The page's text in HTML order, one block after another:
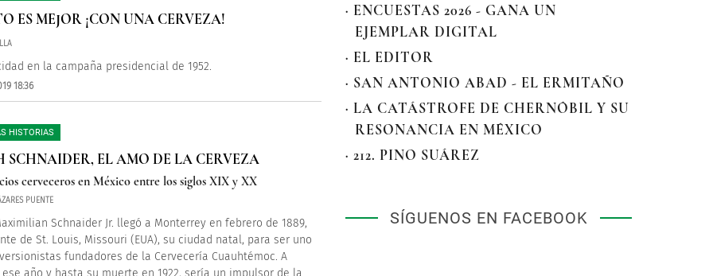
ES MEJOR ¡CON UNA CERVEZA!
en la campaña presidencial de 1952.
18:36
HISTORIAS
SCHNAIDER, EL AMO DE LA CERVEZA
cerveceros en México entre los siglos XIX y XX
PUENTE
Schnaider Jr. llegó a Monterrey en febrero de 1889,
de St. Louis, Missouri (EUA), su ciudad natal, para ser uno
fundadores de la Cervecería Cuauhtémoc. A
año y hasta su muerte en 1922, sería un impulsor de la
· ENCUESTAS 2026 - GANA UN
EJEMPLAR DIGITAL
· EL EDITOR
· SAN ANTONIO ABAD - EL ERMITAÑO
· LA CATÁSTROFE DE CHERNÓBIL Y SU
RESONANCIA EN MÉXICO
· 212. PINO SUÁREZ
SÍGUENOS EN FACEBOOK